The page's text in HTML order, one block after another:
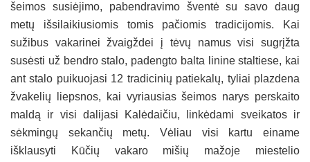
šeimos susiėjimo, pabendravimo šventė su savo daug
metų išsilaikiusiomis tomis pačiomis tradicijomis. Kai
sužibus vakarinei žvaigždei į tėvų namus visi sugrįžta
susėsti už bendro stalo, padengto balta linine staltiese, kai
ant stalo puikuojasi 12 tradicinių patiekalų, tyliai plazdena
žvakelių liepsnos, kai vyriausias šeimos narys perskaito
maldą ir visi dalijasi Kalėdaičiu, linkėdami sveikatos ir
sėkmingų sekančių metų. Vėliau visi kartu einame
išklausyti Kūčių vakaro mišių mažoje miestelio